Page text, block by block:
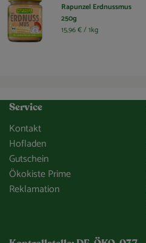
ändern
Rapunzel Erdnussmus
250g
15,96 € /1kg
Service
Kontakt
Hofladen
Gutschein
Ökokiste Prime
Reklamation